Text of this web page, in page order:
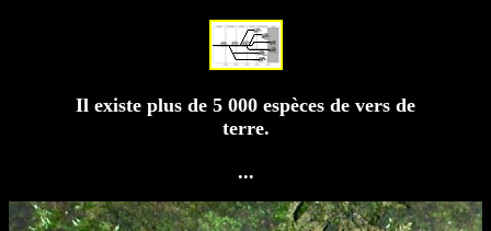
Il existe plus de 5 000 espèces de vers de
terre.
...